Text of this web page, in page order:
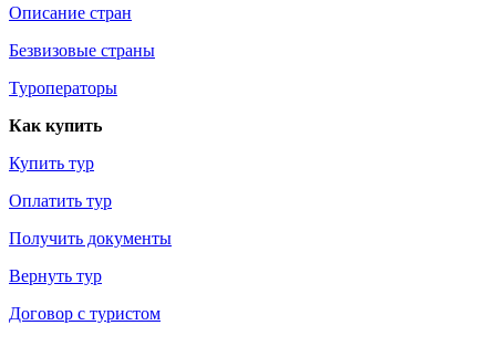
Описание стран
Безвизовые страны
Туроператоры
Как купить
Купить тур
Оплатить тур
Получить документы
Вернуть тур
Договор с туристом